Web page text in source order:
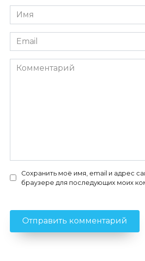
Имя
*
Email
*
Комментарий
Сохранить моё имя, email и адрес
браузере для последующих моих